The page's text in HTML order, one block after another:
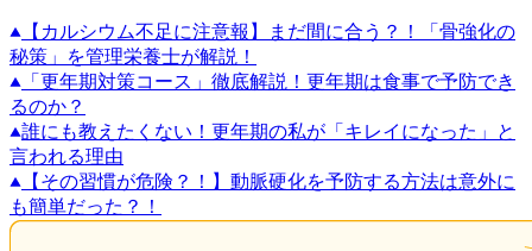
【カルシウム不足に注意報】まだ間に合う？！「骨強化の
秘策」を管理栄養士が解説！
「更年期対策コース」徹底解説！更年期は食事で予防でき
るのか？
誰にも教えたくない！更年期の私が「キレイになった」と
言われる理由
【その習慣が危険？！】動脈硬化を予防する方法は意外に
も簡単だった？！